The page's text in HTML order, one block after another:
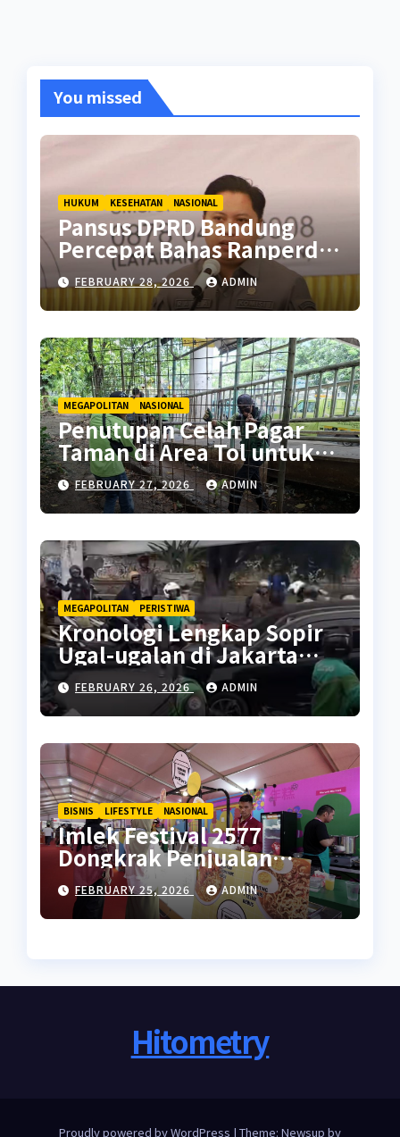
You missed
HUKUM KESEHATAN NASIONAL
Pansus DPRD Bandung
Percepat Bahas Ranperda
Pencegahan Seks Berisiko
FEBRUARY 28, 2026 ADMIN
MEGAPOLITAN NASIONAL
Penutupan Celah Pagar
Taman di Area Tol untuk
Cegah Penyalahgunaan
FEBRUARY 27, 2026 ADMIN
MEGAPOLITAN PERISTIWA
Kronologi Lengkap Sopir
Ugal-ugalan di Jakarta
Pusat
FEBRUARY 26, 2026 ADMIN
BISNIS LIFESTYLE NASIONAL
Imlek Festival 2577
Dongkrak Penjualan
UMKM di Ramadan
FEBRUARY 25, 2026 ADMIN
Hitometry
Proudly powered by WordPress | Theme: Newsup by